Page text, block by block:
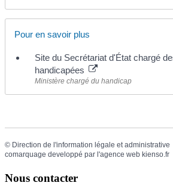
Pour en savoir plus
Site du Secrétariat d'État chargé
handicapées
Ministère chargé du handicap
© Direction de l'information légale et administrative
comarquage developpé par l'agence web kienso.fr
Nous contacter